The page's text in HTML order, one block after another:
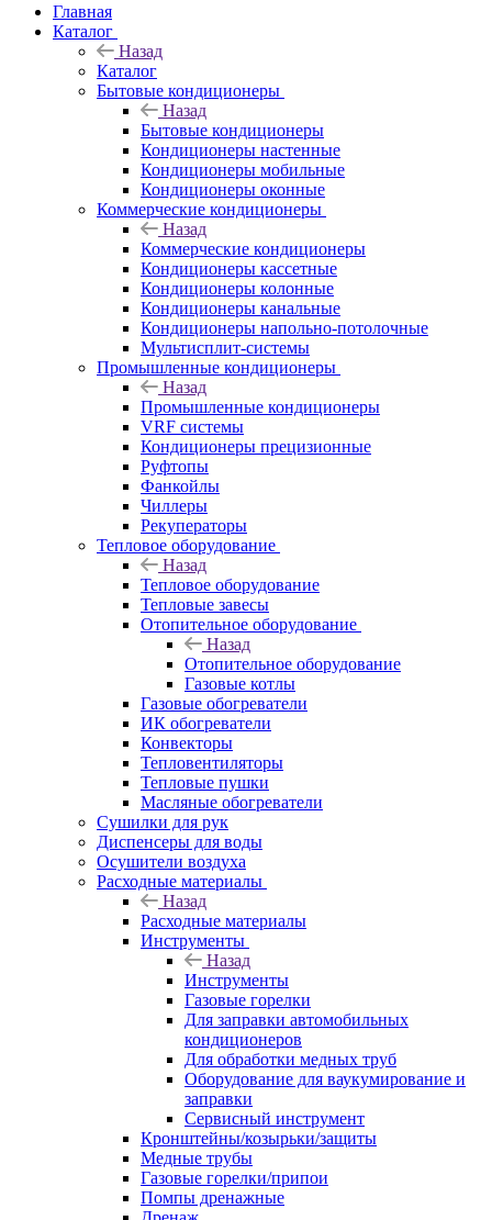
Главная
Каталог
Назад
Каталог
Бытовые кондиционеры
Назад
Бытовые кондиционеры
Кондиционеры настенные
Кондиционеры мобильные
Кондиционеры оконные
Коммерческие кондиционеры
Назад
Коммерческие кондиционеры
Кондиционеры кассетные
Кондиционеры колонные
Кондиционеры канальные
Кондиционеры напольно-потолочные
Мультисплит-системы
Промышленные кондиционеры
Назад
Промышленные кондиционеры
VRF системы
Кондиционеры прецизионные
Руфтопы
Фанкойлы
Чиллеры
Рекуператоры
Тепловое оборудование
Назад
Тепловое оборудование
Тепловые завесы
Отопительное оборудование
Назад
Отопительное оборудование
Газовые котлы
Газовые обогреватели
ИК обогреватели
Конвекторы
Тепловентиляторы
Тепловые пушки
Масляные обогреватели
Сушилки для рук
Диспенсеры для воды
Осушители воздуха
Расходные материалы
Назад
Расходные материалы
Инструменты
Назад
Инструменты
Газовые горелки
Для заправки автомобильных
кондиционеров
Для обработки медных труб
Оборудование для ваукумирование и
заправки
Сервисный инструмент
Кронштейны/козырьки/защиты
Медные трубы
Газовые горелки/припои
Помпы дренажные